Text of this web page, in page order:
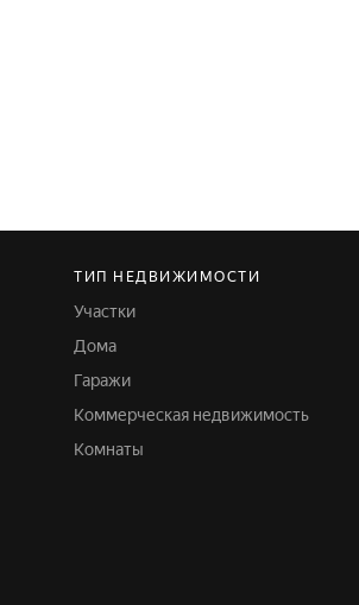
ТИП НЕДВИЖИМОСТИ
Участки
Дома
Гаражи
Коммерческая недвижимость
Комнаты